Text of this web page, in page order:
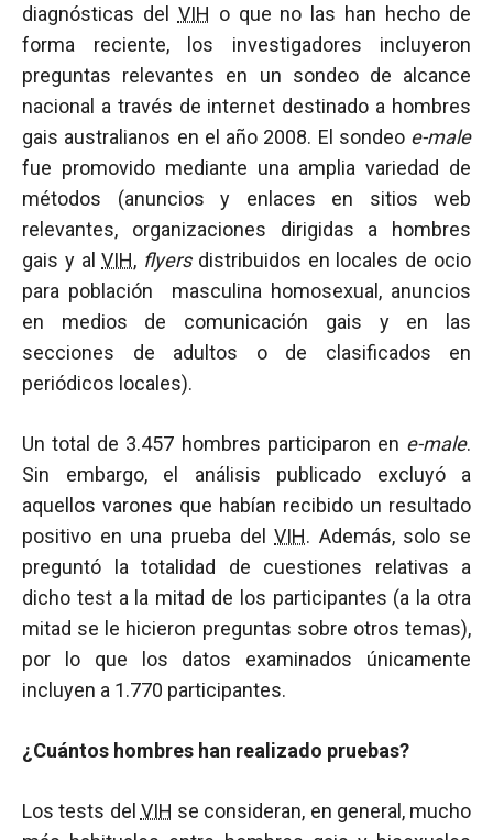
diagnósticas del VIH o que no las han hecho de
forma reciente, los investigadores incluyeron
preguntas relevantes en un sondeo de alcance
nacional a través de internet destinado a hombres
gais australianos en el año 2008. El sondeo e-male
fue promovido mediante una amplia variedad de
métodos (anuncios y enlaces en sitios web
relevantes, organizaciones dirigidas a hombres
gais y alVIH, flyersdistribuidos en locales de ocio
para población masculina homosexual, anuncios
en medios de comunicación gais y en las
secciones de adultos o de clasificados en
periódicos locales).
Un total de 3.457 hombres participaron en e-male.
Sin embargo, el análisis publicado excluyó a
aquellos varones que habían recibido un resultado
positivo en una prueba delVIH. Además, solo se
preguntó la totalidad de cuestiones relativas a
dicho test a la mitad de los participantes (a la otra
mitad se le hicieron preguntas sobre otros temas),
por lo que los datos examinados únicamente
incluyen a 1.770 participantes.
¿Cuántos hombres han realizado pruebas?
Los tests del VIH se consideran, en general, mucho